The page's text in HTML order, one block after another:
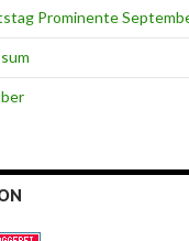
Prominente